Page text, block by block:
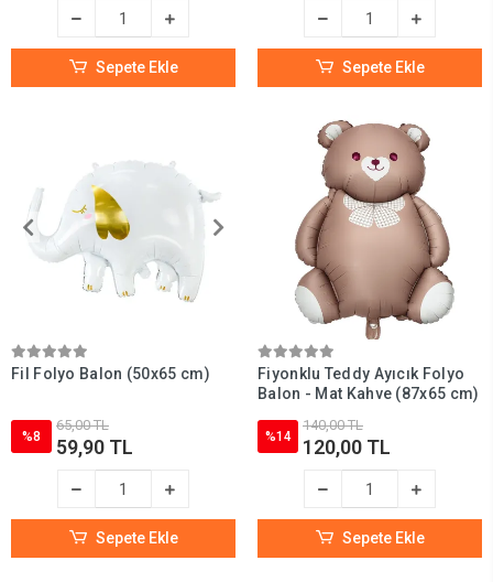
Sepete Ekle Sepete Ekle
Fil Folyo Balon (50x65 cm)
%8
65,00 TL
59,90 TL
Sepete Ekle
Fiyonklu Teddy Ayıcık Folyo
Balon - Mat Kahve (87x65 cm)
%14
140,00 TL
120,00 TL
Sepete Ekle